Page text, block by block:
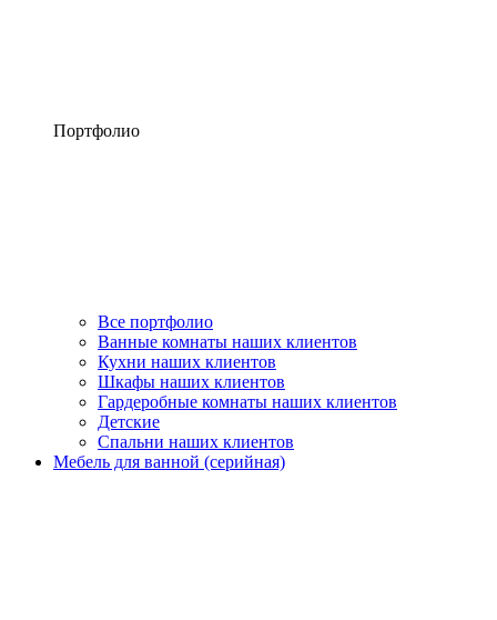
Портфолио
Все портфолио
Ванные комнаты наших клиентов
Кухни наших клиентов
Шкафы наших клиентов
Гардеробные комнаты наших клиентов
Детские
Спальни наших клиентов
Мебель для ванной (серийная)